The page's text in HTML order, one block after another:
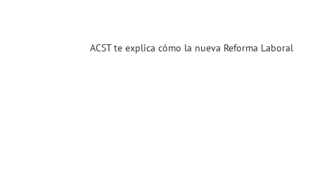
ACST te explica cómo la nueva Reforma Laboral